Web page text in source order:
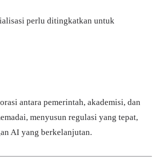
perlu ditingkatkan untuk
antara pemerintah, akademisi, dan
menyusun regulasi yang tepat,
AI yang berkelanjutan.